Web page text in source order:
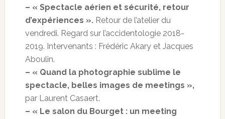
– « Spectacle aérien et sécurité, retour
d’expériences ».Retour de l’atelier du
vendredi. Regard sur l’accidentologie 2018-
2019. Intervenants : Frédéric Akary et Jacques
Aboulin.
– « Quand la photographie sublime le
spectacle, belles images de meetings »,
par Laurent Casaert.
– « Le salon du Bourget : un meeting